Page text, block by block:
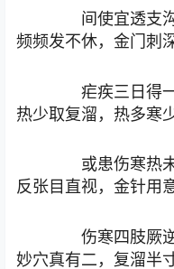
间使宜透支沟
频频发不休，金门刺
疟疾三日得一
热少取复溜，热多寒
或患伤寒热未
反张目直视，金针用
伤寒四肢厥逆
妙穴真有二，复溜半